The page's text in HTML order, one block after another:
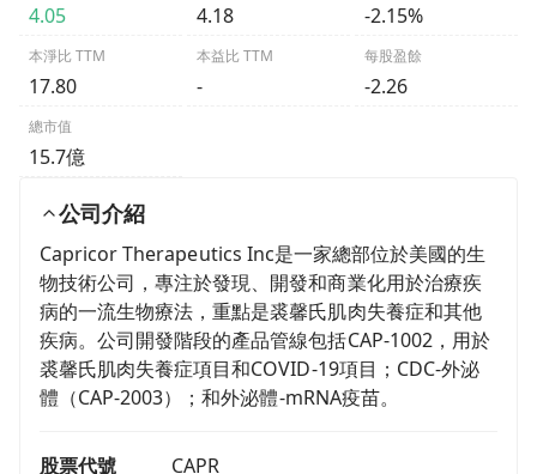
4.05 4.18 -2.15%
本淨比 TTM
17.80
本益比 TTM
-
每股盈餘
-2.26
總市值
15.7億
公司介紹
Capricor Therapeutics Inc是一家總部位於美國的生
物技術公司，專注於發現、開發和商業化用於治療疾
病的一流生物療法，重點是裘馨氏肌肉失養症和其他
疾病。公司開發階段的產品管線包括CAP-1002，用於
裘馨氏肌肉失養症項目和COVID-19項目；CDC-外泌
體（CAP-2003）；和外泌體-mRNA疫苗。
股票代號
CAPR